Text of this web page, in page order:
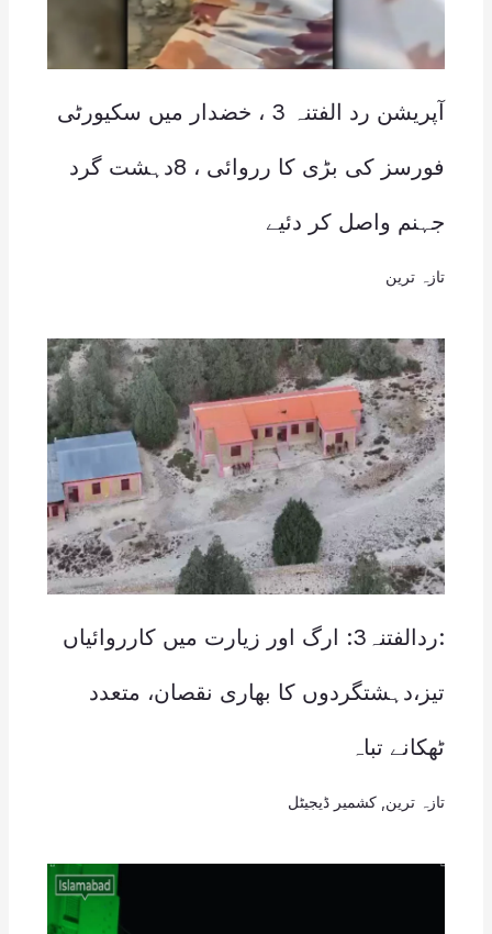
آپریشن رد الفتنہ 3 ، خضدار میں سکیورٹی
فورسز کی بڑی کا رروائی ، 8دہشت گرد
جہنم واصل کر دئیے
تازہ ترین
:ردالفتنہ3: ارگ اور زیارت میں کارروائیاں
تیز،دہشتگردوں کا بھاری نقصان، متعدد
ٹھکانے تباہ
تازہ ترین کشمیر ڈیجیٹل